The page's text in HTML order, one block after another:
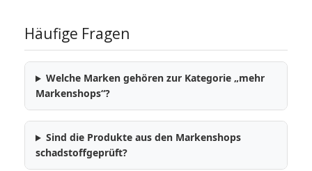
Häufige Fragen
Welche Marken gehören zur Kategorie „mehr
Markenshops“?
Sind die Produkte aus den Markenshops
schadstoffgeprüft?